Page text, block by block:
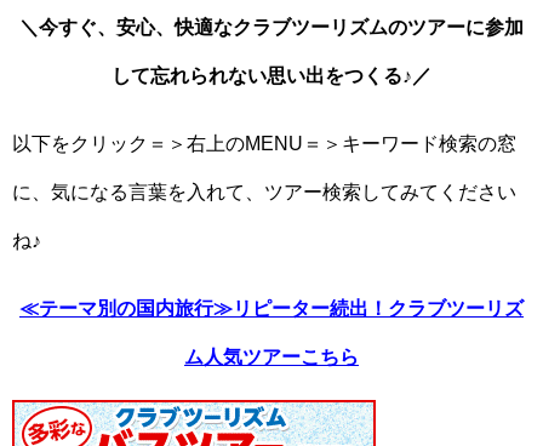
＼今すぐ、安心、快適なクラブツーリズムのツアーに参加
して忘れられない思い出をつくる♪／
以下をクリック＝＞右上のMENU＝＞キーワード検索の窓
に、気になる言葉を入れて、ツアー検索してみてください
ね♪
≪テーマ別の国内旅行≫リピーター続出！クラブツーリズ
ム人気ツアーこちら